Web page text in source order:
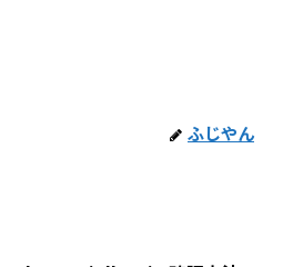
ふじやん